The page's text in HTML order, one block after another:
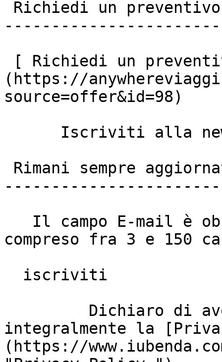
(https://
source=offer&id=98)
compreso fra 3 e 150
integralmente la
(https://